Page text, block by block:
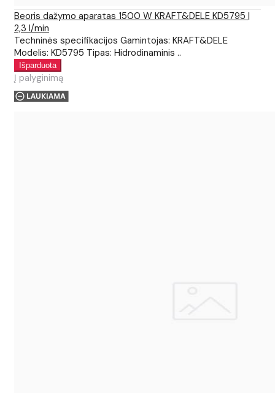
Beoris dažymo aparatas 1500 W KRAFT&DELE KD5795 |
2,3 l/min
Techninės specifikacijos Gamintojas: KRAFT&DELE
Modelis: KD5795 Tipas: Hidrodinaminis ..
Į palyginimą